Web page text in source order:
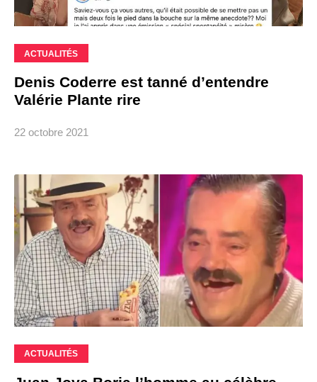
ACTUALITÉS
Denis Coderre est tanné d’entendre
Valérie Plante rire
22 octobre 2021
ACTUALITÉS